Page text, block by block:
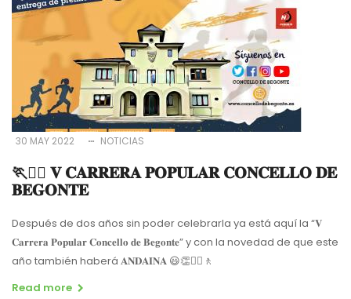
30 MAY 2022 NOTICIAS
🏃🏃‍♀️ 𝐕 𝐂𝐀𝐑𝐑𝐄𝐑𝐀 𝐏𝐎𝐏𝐔𝐋𝐀𝐑 𝐂𝐎𝐍𝐂𝐄𝐋𝐋𝐎 𝐃𝐄
𝐁𝐄𝐆𝐎𝐍𝐓𝐄
Después de dos años sin poder celebrarla ya está aquí la “𝐕
𝐂𝐚𝐫𝐫𝐞𝐫𝐚 𝐏𝐨𝐩𝐮𝐥𝐚𝐫 𝐂𝐨𝐧𝐜𝐞𝐥𝐥𝐨 𝐝𝐞 𝐁𝐞𝐠𝐨𝐧𝐭𝐞” y con la novedad de que este
año también haberá 𝐀𝐍𝐃𝐀𝐈𝐍𝐀 😃👏🚶‍♂️🚶
Read more